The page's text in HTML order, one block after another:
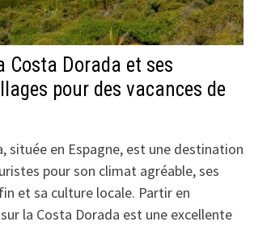
Costa Dorada et ses
pour des vacances de
située en Espagne, est une destination
pour son climat agréable, ses
et sa culture locale. Partir en
la Costa Dorada est une excellente